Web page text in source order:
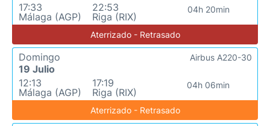
17:33
Málaga (AGP)
22:53
Riga (RIX)
04h 20min
Aterrizado - Retrasado
Domingo
19 Julio
12:13
Málaga (AGP)
17:19
Riga (RIX)
04h 06min
Airbus A220-30
Aterrizado - Retrasado